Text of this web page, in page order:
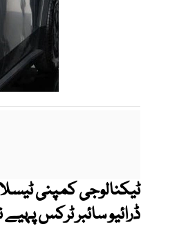
ٹیکنالوجی کمپنی
ڈرائیو سائبر ٹرکس